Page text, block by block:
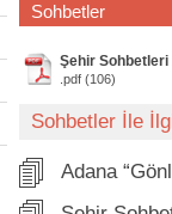
Sohbetler
Şehir Sohbetleri
.pdf (106)
Sohbetler İle
Adana